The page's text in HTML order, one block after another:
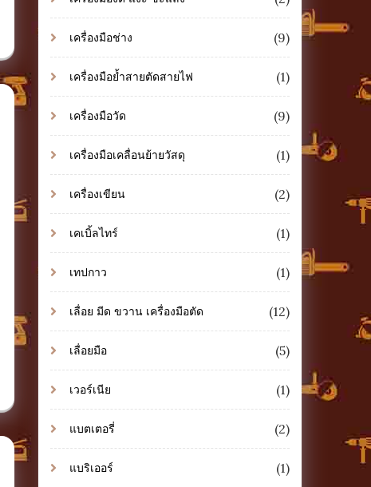
เครื่องมือช่าง (9)
เครื่องมือย้ำสายตัดสายไฟ (1)
เครื่องมือวัด (9)
เครื่องมือเคลื่อนย้ายวัสดุ (1)
เครื่องเขียน (2)
เคเบิ้ลไทร์ (1)
เทปกาว (1)
เลื่อย มีด ขวาน เครื่องมือตัด (12)
เลื่อยมือ (5)
เวอร์เนีย (1)
แบตเตอรี่ (2)
แบริเออร์ (1)